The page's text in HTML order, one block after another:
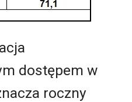
dostępem w
roczny